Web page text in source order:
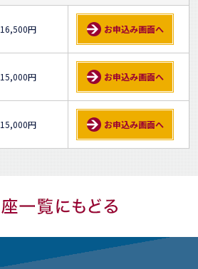
16,500円 お申込み画面へ
15,000円 お申込み画面へ
15,000円 お申込み画面へ